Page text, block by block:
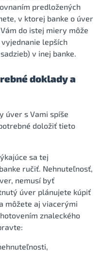
predložených
v ktorej banke o úver
do istej miery môže
lepších
v inej banke.
doklady a
úver s Vami spíše
doložiť tieto
sa tej
ručiť. Nehnuteľnosť,
nemusí byť
úver plánujete kúpiť
môžete aj viacerými
znaleckého